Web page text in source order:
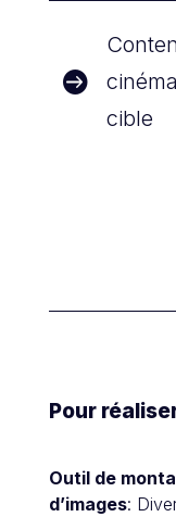

cible
Pour
Outil de
d’images: